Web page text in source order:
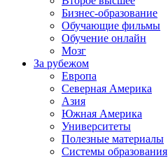
Бизнес-образование
Обучающие фильмы
Обучение онлайн
Мозг
За рубежом
Европа
Северная Америка
Азия
Южная Америка
Университеты
Полезные материалы
Системы образования